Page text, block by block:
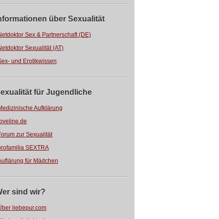
über Sexualität
Sex & Partnerschaft (DE)
Sexualität (AT)
und Erotikwissen
für Jugendliche
Aufklärung
zur Sexualität
SEXTRA
für Mädchen
sind wir?
liebepur.com